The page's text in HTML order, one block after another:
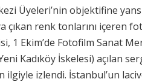
Üyeleri’nin objektifine
çıkan renk tonlarını içeren
1 Ekim’de Fotofilm Sanat
Kadıköy İskelesi) açılan
izlendi. İstanbul’un